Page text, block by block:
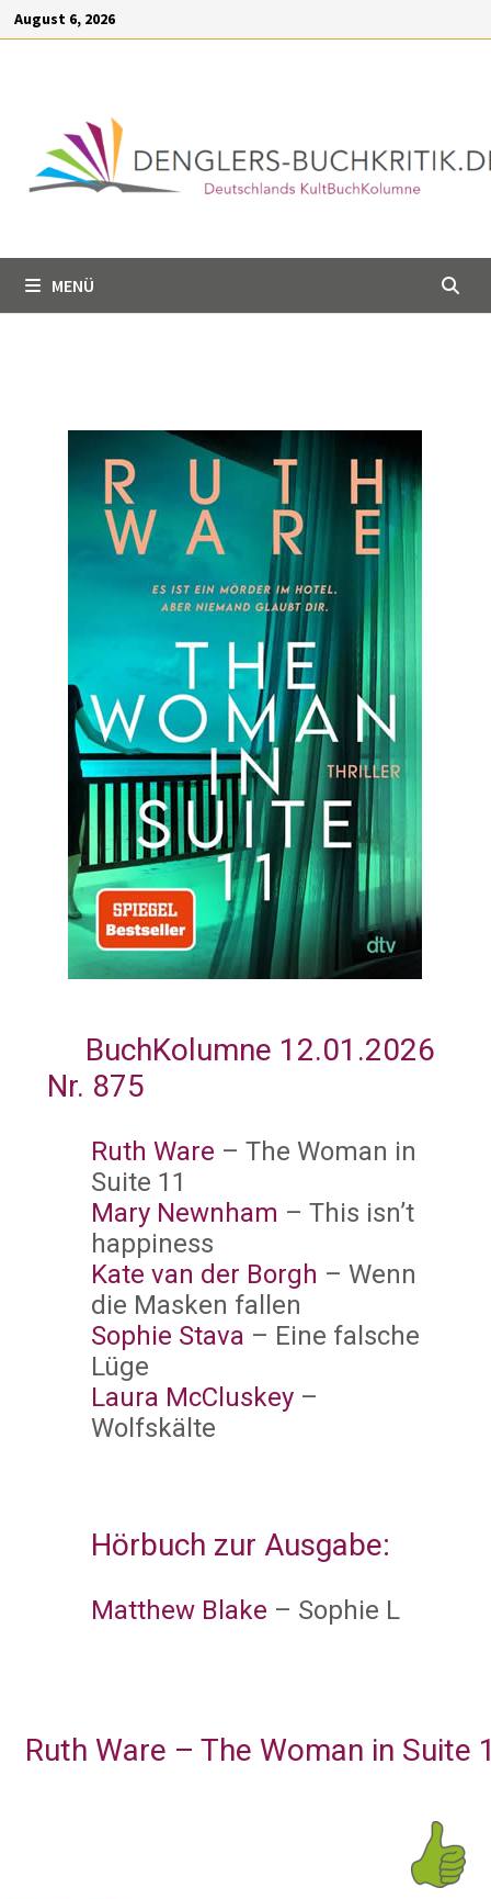
springen
August 6, 2026
MENÜ
BuchKolumne 12.01.2026
Nr. 875
Ruth Ware – The Woman in
Suite 11
Mary Newnham – This isn’t
happiness
Kate van der Borgh – Wenn
die Masken fallen
Sophie Stava – Eine falsche
Lüge
Laura McCluskey –
Wolfskälte
Hörbuch zur Ausgabe:
Matthew Blake – Sophie L
Ruth Ware – The Woman in Suite